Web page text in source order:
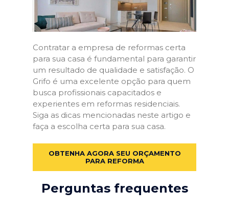
Contratar a empresa de reformas certa
para sua casa é fundamental para garantir
um resultado de qualidade e satisfação. O
Grifo é uma excelente opção para quem
busca profissionais capacitados e
experientes em reformas residenciais.
Siga as dicas mencionadas neste artigo e
faça a escolha certa para sua casa.
OBTENHA AGORA SEU ORÇAMENTO
PARA REFORMA
Perguntas frequentes